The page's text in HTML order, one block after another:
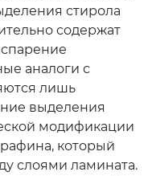
стирола
содержат
аналоги с
лишь
выделения
модификации
который
слоями ламината.